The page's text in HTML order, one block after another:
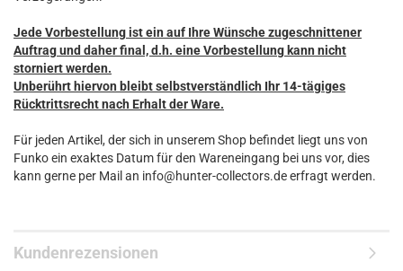
Jede Vorbestellung ist ein auf Ihre Wünsche zugeschnittener
Auftrag und daher final, d.h. eine Vorbestellung kann nicht
storniert werden.
Unberührt hiervon bleibt selbstverständlich Ihr 14-tägiges
Rücktrittsrecht nach Erhalt der Ware.
Für jeden Artikel, der sich in unserem Shop befindet liegt uns von
Funko ein exaktes Datum für den Wareneingang bei uns vor, dies
kann gerne per Mail an info@hunter-collectors.de erfragt werden.
Kundenrezensionen